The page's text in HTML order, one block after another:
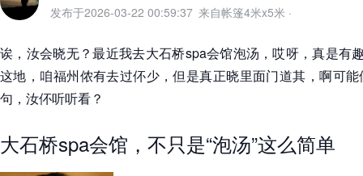
发布于2026-03-22 00:59:37 来自帐篷4米x5米 ·
诶，汝会晓无？最近我去大石桥spa会馆泡汤，哎呀，真是有
这地，咱福州侬有去过伓少，但是真正晓里面门道其，啊可
句，汝伓听听看？
大石桥spa会馆，不只是“泡汤”这么简单